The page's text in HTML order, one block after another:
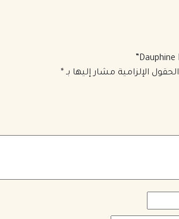
الحقول الإلزامية مشار إليها بـ *